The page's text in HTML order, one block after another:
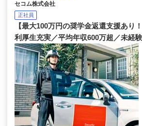
セコム株式会社
正社員
【最大100万円の奨学金返還支援あり
利厚生充実／平均年収600万超／未経